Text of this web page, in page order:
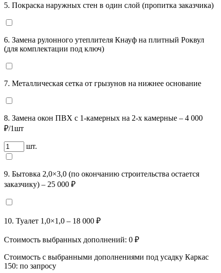
5. Покраска наружных стен в один слой (пропитка заказчика)
6. Замена рулонного утеплителя Кнауф на плитный Роквул
(для комплектации под ключ)
7. Металлическая сетка от грызунов на нижнее основание
8. Замена окон ПВХ с 1-камерных на 2-х камерные – 4 000
₽/1шт
шт.
9. Бытовка 2,0×3,0 (по окончанию строительства остается
заказчику) – 25 000 ₽
10. Туалет 1,0×1,0 – 18 000 ₽
Стоимость выбранных дополнений: 0 ₽
Стоимость с выбранными дополнениями под усадку Каркас
150: по запросу